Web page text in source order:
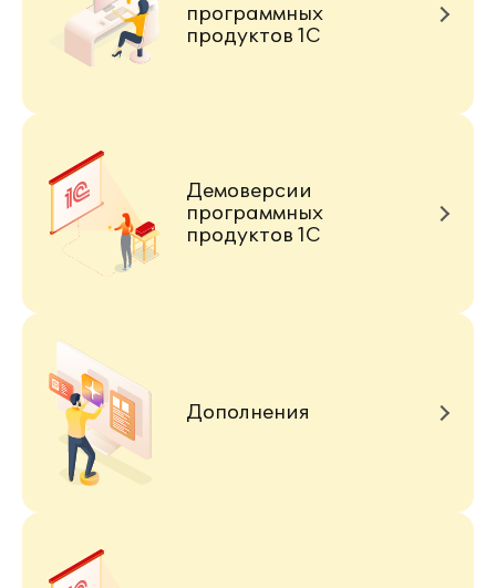
программных
продуктов 1С
Демоверсии
программных
продуктов 1С
Дополнения